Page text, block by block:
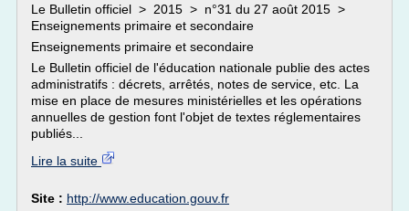
Le Bulletin officiel > 2015 > n°31 du 27 août 2015 >
Enseignements primaire et secondaire
Enseignements primaire et secondaire
Le Bulletin officiel de l'éducation nationale publie des actes
administratifs : décrets, arrêtés, notes de service, etc. La
mise en place de mesures ministérielles et les opérations
annuelles de gestion font l'objet de textes réglementaires
publiés...
Lire la suite
Site : http://www.education.gouv.fr